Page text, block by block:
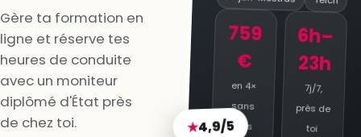
Gère ta formation en
ligne et réserve tes
heures de conduite
avec un moniteur
diplômé d'État près
de chez toi.
759
€
en 4×
sans
frais
6h–
23h
7j/7,
près de
toi
★4,9/5